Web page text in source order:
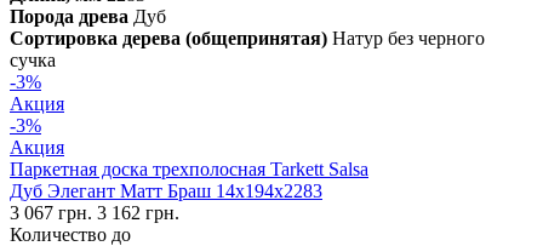
Порода древа Дуб
Сортировка дерева (общепринятая) Натур без черного
сучка
-3%
Акция
-3%
Акция
Паркетная доска трехполосная Tarkett Salsa
Дуб Элегант Матт Браш 14х194х2283
3 067 грн. 3 162 грн.
Количество до